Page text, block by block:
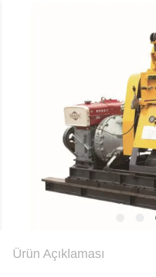
HARITASI
GIZLILIK
POLITIKASI
Ürün Açıklaması